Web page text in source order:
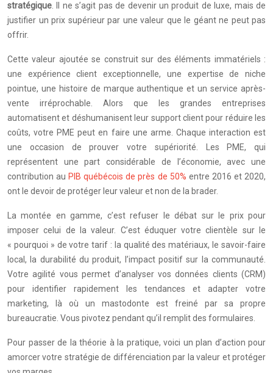
stratégique . Il ne s’agit pas de devenir un produit de luxe, mais de
justifier un prix supérieur par une valeur que le géant ne peut pas
offrir.
Cette valeur ajoutée se construit sur des éléments immatériels :
une expérience client exceptionnelle, une expertise de niche
pointue, une histoire de marque authentique et un service après-
vente irréprochable. Alors que les grandes entreprises
automatisent et déshumanisent leur support client pour réduire les
coûts, votre PME peut en faire une arme. Chaque interaction est
une occasion de prouver votre supériorité. Les PME, qui
représentent une part considérable de l’économie, avec une
contribution au PIB québécois de près de 50% entre 2016 et 2020,
ont le devoir de protéger leur valeur et non de la brader.
La montée en gamme, c’est refuser le débat sur le prix pour
imposer celui de la valeur. C’est éduquer votre clientèle sur le
« pourquoi » de votre tarif : la qualité des matériaux, le savoir-faire
local, la durabilité du produit, l’impact positif sur la communauté.
Votre agilité vous permet d’analyser vos données clients (CRM)
pour identifier rapidement les tendances et adapter votre
marketing, là où un mastodonte est freiné par sa propre
bureaucratie. Vous pivotez pendant qu’il remplit des formulaires.
Pour passer de la théorie à la pratique, voici un plan d’action pour
amorcer votre stratégie de différenciation par la valeur et protéger